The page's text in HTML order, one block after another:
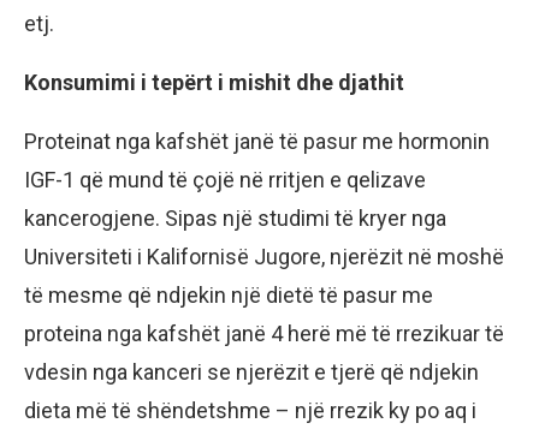
etj.
Konsumimi i tepërt i mishit dhe djathit
Proteinat nga kafshët janë të pasur me hormonin
IGF-1 që mund të çojë në rritjen e qelizave
kancerogjene. Sipas një studimi të kryer nga
Universiteti i Kalifornisë Jugore, njerëzit në moshë
të mesme që ndjekin një dietë të pasur me
proteina nga kafshët janë 4 herë më të rrezikuar të
vdesin nga kanceri se njerëzit e tjerë që ndjekin
dieta më të shëndetshme – një rrezik ky po aq i